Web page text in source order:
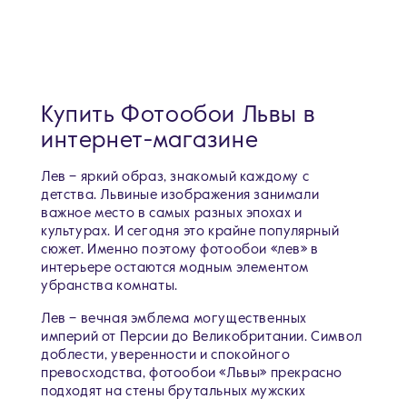
Купить Фотообои Львы в
интернет-магазине
Лев – яркий образ, знакомый каждому с
детства. Львиные изображения занимали
важное место в самых разных эпохах и
культурах. И сегодня это крайне популярный
сюжет. Именно поэтому фотообои «лев» в
интерьере остаются модным элементом
убранства комнаты.
Лев – вечная эмблема могущественных
империй от Персии до Великобритании. Символ
доблести, уверенности и спокойного
превосходства, фотообои «Львы» прекрасно
подходят на стены брутальных мужских